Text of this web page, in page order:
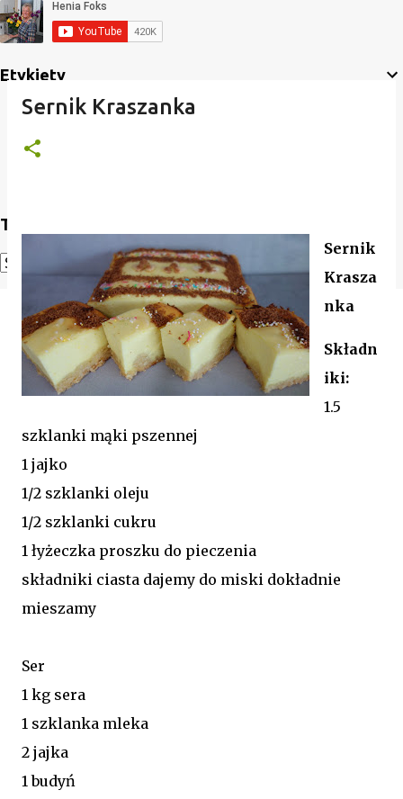
Etykiety
Translate
Powered by Translate
Sernik Kraszanka
Sernik
Krasza
nka
Składn
iki:
1.5
szklanki mąki pszennej
1 jajko
1/2 szklanki oleju
1/2 szklanki cukru
1 łyżeczka proszku do pieczenia
składniki ciasta dajemy do miski dokładnie
mieszamy
Ser
1 kg sera
1 szklanka mleka
2 jajka
1 budyń